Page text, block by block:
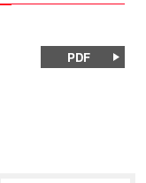
PDF